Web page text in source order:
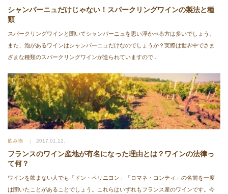
シャンパーニュだけじゃない！スパークリングワインの製法と種
類
スパークリングワインと聞いてシャンパーニュを思い浮かべる方は多いでしょう。
また、泡があるワインはシャンパーニュだけなのでしょうか？実際は世界中でさま
ざまな種類のスパークリングワインが造られていますので...
飲み物 2017.01.12.
フランスのワイン産地が有名になった理由とは？ワインの法律っ
て何？
ワインを飲まない人でも「ドン・ペリニヨン」「ロマネ・コンティ」の名前を一度
は聞いたことがあることでしょう。これらはいずれもフランス産のワインです。今